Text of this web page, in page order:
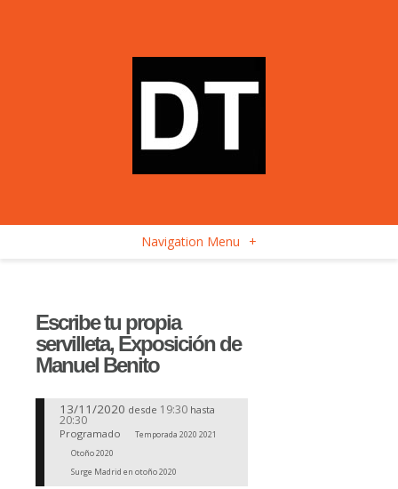
Navigation Menu +
Escribe tu propia
servilleta, Exposición de
Manuel Benito
13/11/2020 desde 19:30 hasta
20:30
Programado
Temporada 2020 2021
Otoño 2020
Surge Madrid en otoño 2020